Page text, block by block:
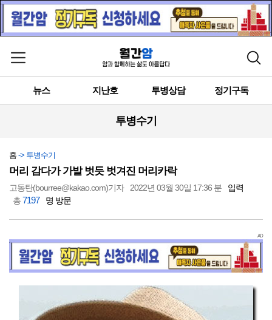
메뉴 열기 검색
뉴스 지난호 투병상담 정기구독
투병수기
홈 -> 투병수기
머리 감다가 가발 벗듯 벗겨진 머리카락
고동탄(bourree@kakao.com)기자 2022년 03월 30일 17:36 분
입력
총7197 명 방문
AD